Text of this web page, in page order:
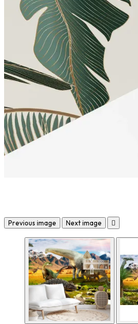
Previous image Next image 